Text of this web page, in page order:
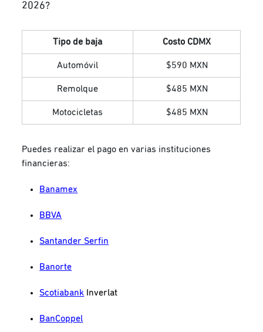
2026?
Tipo de baja Costo CDMX
Automóvil $590 MXN
Remolque $485 MXN
Motocicletas $485 MXN
Puedes realizar el pago en varias instituciones
financieras:
Banamex
BBVA
Santander Serfin
Banorte
Scotiabank Inverlat
BanCoppel